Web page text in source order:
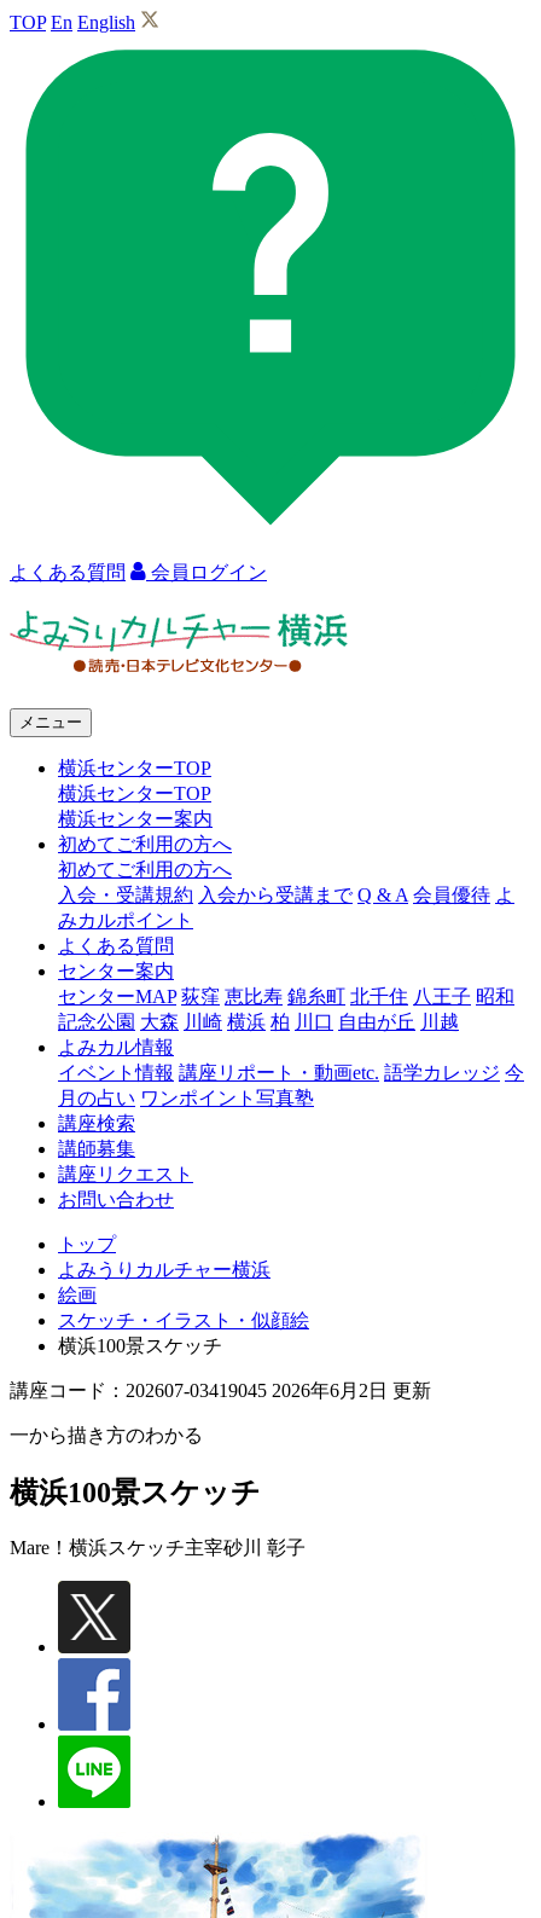
TOP En English
よくある質問 会員ログイン
ャ
浜
メニュー
横浜センターTOP
横浜センターTOP
横浜センター案内
初めてご利用の方へ
初めてご利用の方へ
入会・受講規約 入会から受講まで Q & A 会員優待 よ
みカルポイント
よくある質問
センター案内
センターMAP 荻窪 恵比寿 錦糸町 北千住 八王子 昭和
記念公園 大森 川崎 横浜 柏 川口 自由が丘 川越
よみカル情報
イベント情報 講座リポート・動画etc. 語学カレッジ 今
月の占い ワンポイント写真塾
講座検索
講師募集
講座リクエスト
お問い合わせ
トップ
よみうりカルチャー横浜
絵画
スケッチ・イラスト・似顔絵
横浜100景スケッチ
講座コード：202607-03419045 2026年6月2日 更新
一から描き方のわかる
横浜100景スケッチ
Mare！横浜スケッチ主宰砂川 彰子